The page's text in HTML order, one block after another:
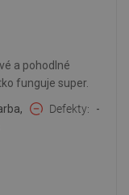
a pohodlné
funguje super.
Defekty -